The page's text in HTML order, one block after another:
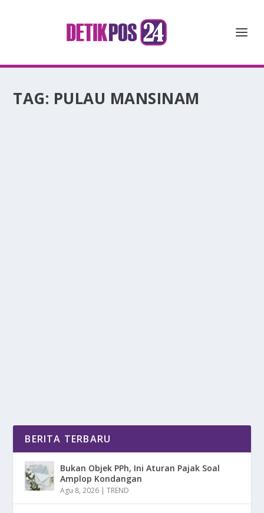
TAG: PULAU MANSINAM
BERITA TERBARU
Bukan Objek PPh, Ini Aturan Pajak Soal
Amplop Kondangan
Agu 8, 2026 |TREND